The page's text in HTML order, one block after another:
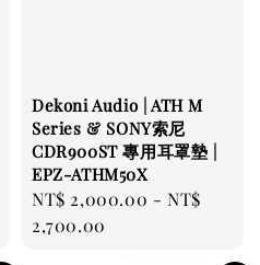
Dekoni Audio | ATH M
Series & SONY索尼
CDR900ST 專用耳罩墊 |
EPZ-ATHM50X
Regular
price
NT$ 2,000.00 -NT$
2,700.00